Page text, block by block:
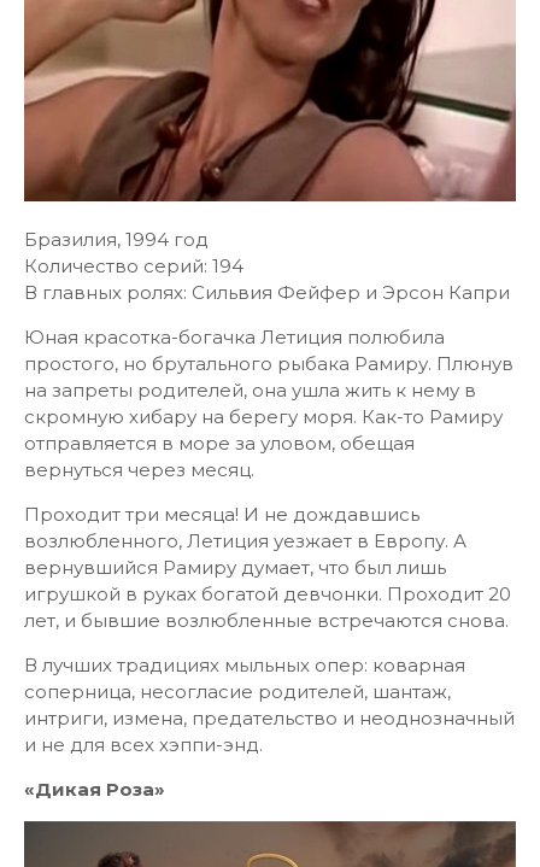
Бразилия, 1994 год
Количество серий: 194
В главных ролях: Сильвия Фейфер и Эрсон Капри
Юная красотка-богачка Летиция полюбила
простого, но брутального рыбака Рамиру. Плюнув
на запреты родителей, она ушла жить к нему в
скромную хибару на берегу моря. Как-то Рамиру
отправляется в море за уловом, обещая
вернуться через месяц.
Проходит три месяца! И не дождавшись
возлюбленного, Летиция уезжает в Европу. А
вернувшийся Рамиру думает, что был лишь
игрушкой в руках богатой девчонки. Проходит 20
лет, и бывшие возлюбленные встречаются снова.
В лучших традициях мыльных опер: коварная
соперница, несогласие родителей, шантаж,
интриги, измена, предательство и неоднозначный
и не для всех хэппи-энд.
«Дикая Роза»